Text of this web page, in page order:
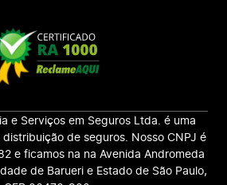
e Serviços em Seguros Ltda. é uma
de seguros. Nosso CNPJ é
e ficamos na na Avenida Andromeda
de Barueri e Estado de São Paulo,